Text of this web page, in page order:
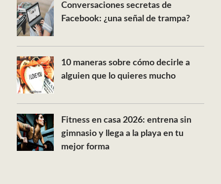
Conversaciones secretas de
Facebook: ¿una señal de trampa?
10 maneras sobre cómo decirle a
alguien que lo quieres mucho
Fitness en casa 2026: entrena sin
gimnasio y llega a la playa en tu
mejor forma